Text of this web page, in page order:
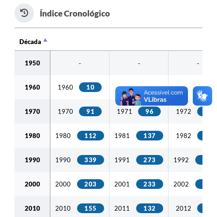
Galeria de Fotos
Transparência
Carta de Serviços
Arquivos para Download
Contratos
Galeria de Vídeos
Índice Cronológico
Década
1950
- - -
1960 1960 10 - -
1970 1970 91 1971 96 1972
1980 1980 112 1981 137 1982
1990 1990 339 1991 273 1992
2000 2000 203 2001 233 2002
2010 2010 155 2011 132 2012